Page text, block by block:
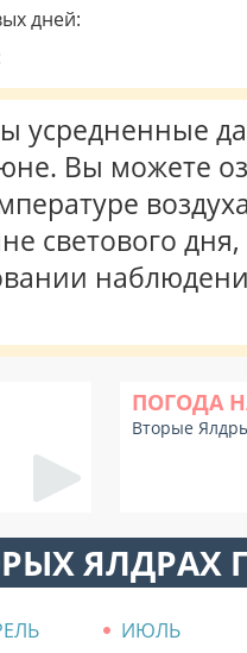
дней:
усредненные
Вы можете
светового
ПОГОДА
Вторые
ЯЛДРАХ
ИЮЛЬ